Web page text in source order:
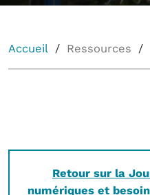
Accueil Ressources
Retour sur la
numériques et